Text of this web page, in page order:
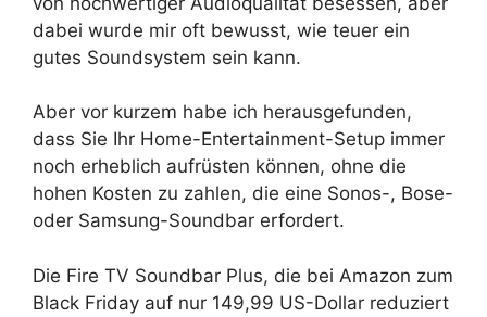
dabei wurde mir oft bewusst, wie teuer ein
gutes Soundsystem sein kann.
Aber vor kurzem habe ich herausgefunden,
dass Sie Ihr Home-Entertainment-Setup immer
noch erheblich aufrüsten können, ohne die
hohen Kosten zu zahlen, die eine Sonos-, Bose-
oder Samsung-Soundbar erfordert.
Die Fire TV Soundbar Plus, die bei Amazon zum
Black Friday auf nur 149,99 US-Dollar reduziert